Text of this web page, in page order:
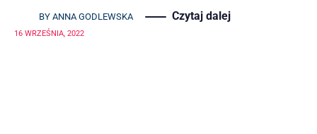
BY ANNA GODLEWSKA Czytaj dalej
16 WRZEŚNIA, 2022